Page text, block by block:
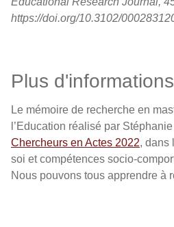
https://doi.org/10.3102/
Plus d'informations
Le mémoire de recherche en
l’Education réalisé par
Chercheurs en Actes 2022, dans
soi et compétences socio-
Nous pouvons tous apprendre à